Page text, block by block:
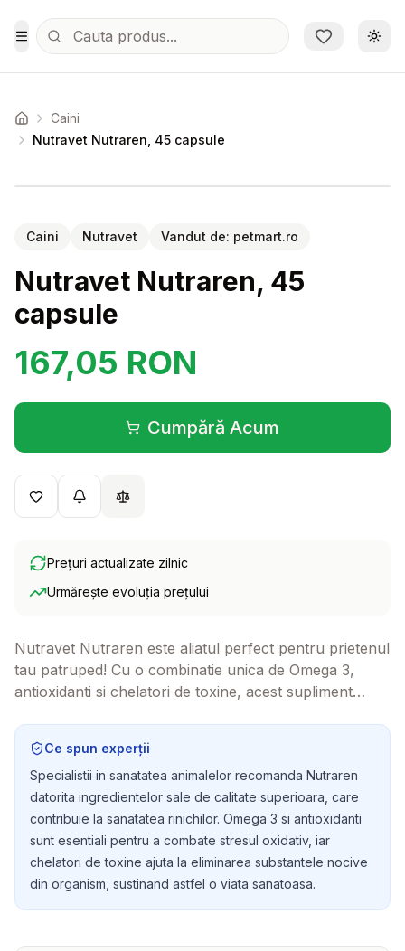
Sari la conținutul principal
Toggle Menu
Acasa Caini
Nutravet Nutraren, 45 capsule
Caini Nutravet Vandut de: petmart.ro
Nutravet Nutraren, 45
capsule
167,05 RON
Cumpără Acum
(se deschide într-o filă
Prețuri actualizate zilnic
Urmărește evoluția prețului
Nutravet Nutraren este aliatul perfect pentru prietenul
tau patruped! Cu o combinatie unica de Omega 3,
antioxidanti si chelatori de toxine, acest supliment
vitalitate in momentele importante.
Ce spun experții
Specialistii in sanatatea animalelor recomanda Nutraren
datorita ingredientelor sale de calitate superioara, care
contribuie la sanatatea rinichilor. Omega 3 si antioxidanti
sunt esentiali pentru a combate stresul oxidativ, iar
chelatori de toxine ajuta la eliminarea substantele nocive
din organism, sustinand astfel o viata sanatoasa.